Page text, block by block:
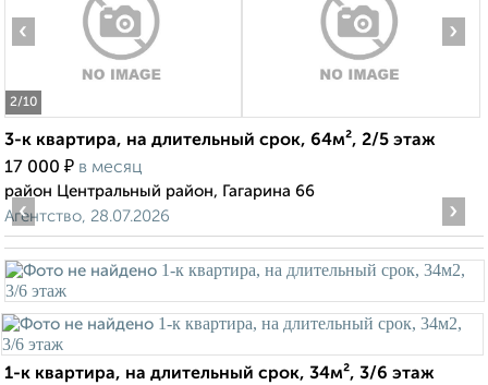
2/10
‹ ›
3-к квартира, на длительный срок, 64м², 2/5 этаж
17 000 ₽ в месяц
район Центральный район, Гагарина 66
Агентство, 28.07.2026
‹ ›
1-к квартира, на длительный срок, 34м², 3/6 этаж